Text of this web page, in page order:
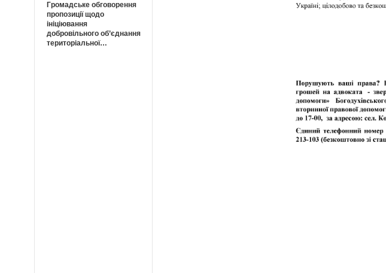
Громадське обговорення
пропозиції щодо
ініціювання
добровільного об’єднання
територіальної…